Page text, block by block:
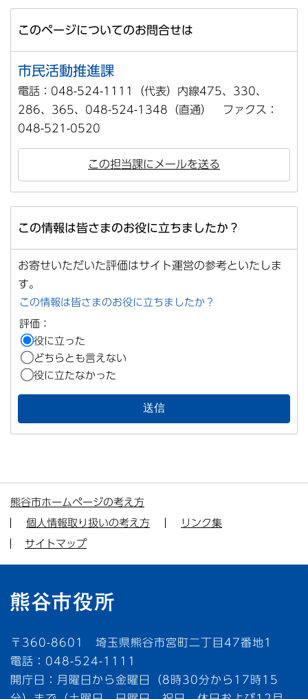
このページについてのお問合せは
市民活動推進課
電話：048-524-1111（代表）内線475、330、
286、365、048-524-1348（直通） ファクス：
048-521-0520
この担当課にメールを送る
この情報は皆さまのお役に立ちましたか？
お寄せいただいた評価はサイト運営の参考といたしま
す。
この情報は皆さまのお役に立ちましたか？
評価：
役に立った
どちらとも言えない
役に立たなかった
熊谷市ホームページの考え方
個人情報取り扱いの考え方
リンク集
サイトマップ
〒360-8601 埼玉県熊谷市宮町二丁目47番地1
電話：048-524-1111
開庁日：月曜日から金曜日（8時30分から17時15